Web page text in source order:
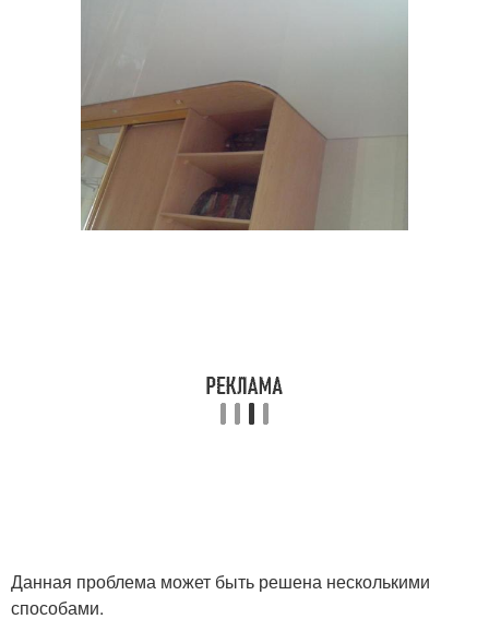
Данная проблема может быть решена несколькими
способами.